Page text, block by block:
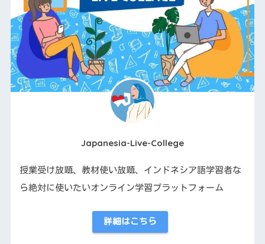
Japanesia-Live-College
授業受け放題、教材使い放題、インドネシア語学習者な
ら絶対に使いたいオンライン学習プラットフォーム
詳細はこちら